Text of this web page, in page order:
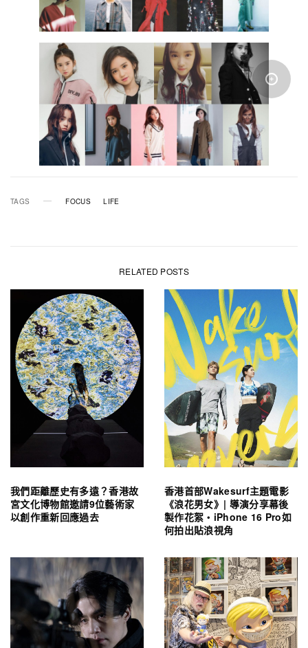
TAGS FOCUS LIFE
RELATED POSTS
我們距離歷史有多遠？香港故
宮文化博物館邀請9位藝術家
以創作重新回應過去
香港首部Wakesurf主題電影
《浪花男女》| 導演分享幕後
製作花絮・iPhone 16 Pro如
何拍出貼浪視角